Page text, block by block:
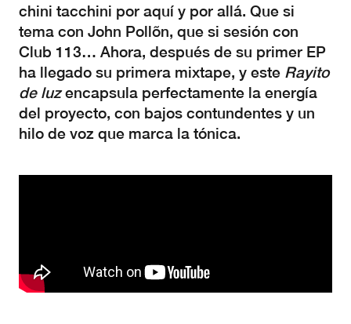
chini tacchini por aquí y por allá. Que si
tema con John Pollõn, que si sesión con
Club 113… Ahora, después de su primer EP
ha llegado su primera mixtape, y este Rayito
de luz encapsula perfectamente la energía
del proyecto, con bajos contundentes y un
hilo de voz que marca la tónica.